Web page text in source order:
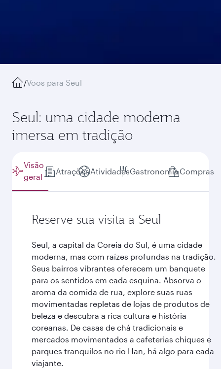
/Voos para Seul
Seul: uma cidade moderna
imersa em tradição
Visão
geral
AtraçõesAtividadesGastronomiaCompras
Reserve sua visita a Seul
Seul, a capital da Coreia do Sul, é uma cidade
moderna, mas com raízes profundas na tradição.
Seus bairros vibrantes oferecem um banquete
para os sentidos em cada esquina. Absorva o
aroma da comida de rua, explore suas ruas
movimentadas repletas de lojas de produtos de
beleza e descubra a rica cultura e história
coreanas. De casas de chá tradicionais e
mercados movimentados a cafeterias chiques e
parques tranquilos no rio Han, há algo para cada
viajante.